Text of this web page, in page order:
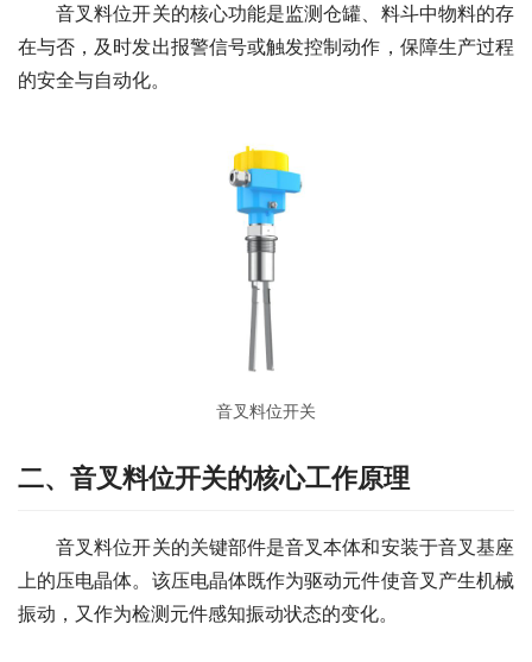
音叉料位开关的核心功能是监测仓罐、料斗中物料的存
在与否，及时发出报警信号或触发控制动作，保障生产过程
的安全与自动化。
音叉料位开关
二、音叉料位开关的核心工作原理
音叉料位开关的关键部件是音叉本体和安装于音叉基座
上的压电晶体。该压电晶体既作为驱动元件使音叉产生机械
振动，又作为检测元件感知振动状态的变化。